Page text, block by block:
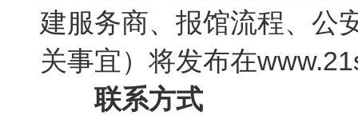
建服务商、报馆流程、公
关事宜）将发布在
联系方式